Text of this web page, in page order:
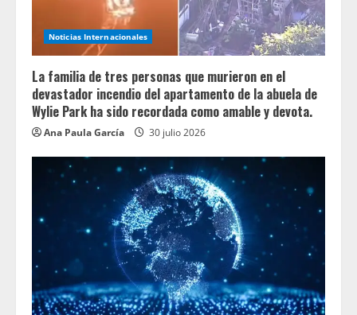
Noticias Internacionales
La familia de tres personas que murieron en el
devastador incendio del apartamento de la abuela de
Wylie Park ha sido recordada como amable y devota.
Ana Paula García 30 julio 2026